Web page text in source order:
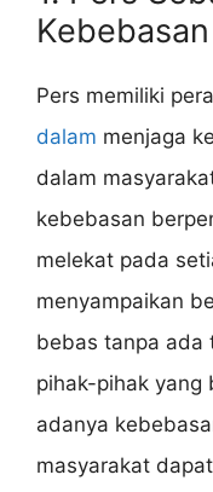
Pers memiliki
dalam menjaga
dalam
kebebasan
melekat pada
menyampaikan
bebas tanpa ada
pihak-pihak yang
adanya
masyarakat